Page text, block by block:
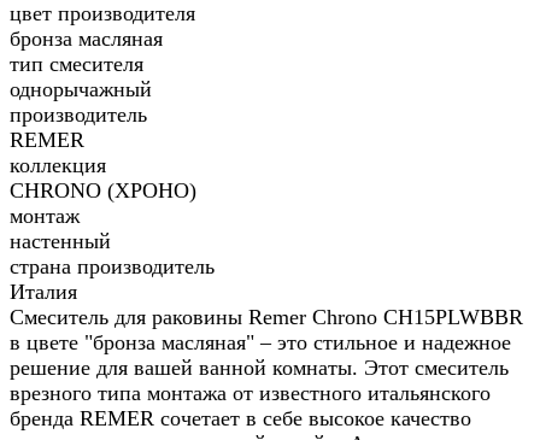
цвет производителя
бронза масляная
тип смесителя
однорычажный
производитель
REMER
коллекция
CHRONO (ХРОНО)
монтаж
настенный
страна производитель
Италия
Смеситель для раковины Remer Chrono CH15PLWBBR
в цвете "бронза масляная" – это стильное и надежное
решение для вашей ванной комнаты. Этот смеситель
врезного типа монтажа от известного итальянского
бренда REMER сочетает в себе высокое качество